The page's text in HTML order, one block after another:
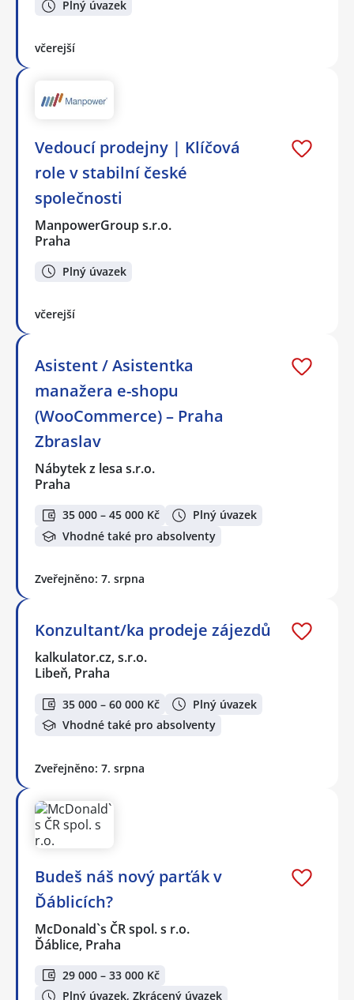
Plný úvazek
včerejší
Vedoucí prodejny | Klíčová
role v stabilní české
společnosti
ManpowerGroup s.r.o.
Praha
Plný úvazek
včerejší
Asistent / Asistentka
manažera e-shopu
(WooCommerce) – Praha
Zbraslav
Nábytek z lesa s.r.o.
Praha
35 000 – 45 000 Kč
Plný úvazek
Vhodné také pro absolventy
Zveřejněno: 7. srpna
Konzultant/ka prodeje zájezdů
kalkulator.cz, s.r.o.
Libeň, Praha
35 000 – 60 000 Kč
Plný úvazek
Vhodné také pro absolventy
Zveřejněno: 7. srpna
Budeš náš nový parťák v
Ďáblicích?
McDonald`s ČR spol. s r.o.
Ďáblice, Praha
29 000 – 33 000 Kč
Plný úvazek, Zkrácený úvazek